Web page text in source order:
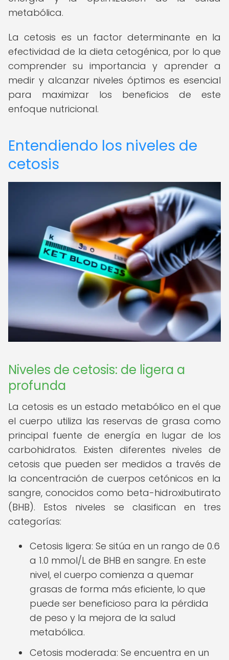
metabólica.
La cetosis es un factor determinante en la
efectividad de la dieta cetogénica, por lo que
comprender su importancia y aprender a
medir y alcanzar niveles óptimos es esencial
para maximizar los beneficios de este
enfoque nutricional.
Entendiendo los niveles de
cetosis
Niveles de cetosis: de ligera a
profunda
La cetosis es un estado metabólico en el que
el cuerpo utiliza las reservas de grasa como
principal fuente de energía en lugar de los
carbohidratos. Existen diferentes niveles de
cetosis que pueden ser medidos a través de
la concentración de cuerpos cetónicos en la
sangre, conocidos como beta-hidroxibutirato
(BHB). Estos niveles se clasifican en tres
categorías:
Cetosis ligera: Se sitúa en un rango de 0.6
a 1.0 mmol/L de BHB en sangre. En este
nivel, el cuerpo comienza a quemar
grasas de forma más eficiente, lo que
puede ser beneficioso para la pérdida
de peso y la mejora de la salud
metabólica.
Cetosis moderada: Se encuentra en un